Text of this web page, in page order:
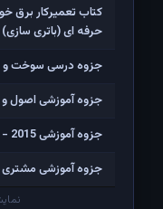
حرفه ای (باتری سازی)
جزوه درسی سوخت و
جزوه آموزشی اصول و
جزوه آموزشی ISO 9001 - 2015
جزوه آموزشی مشتری
نمایش 1 تا 20